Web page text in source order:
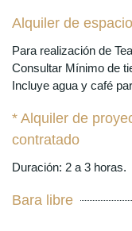
Alquiler de espacio
Para realización de
Consultar Mínimo de
Incluye agua y café
* Alquiler de
contratado
Duración: 2 a 3 horas.
Bara libre